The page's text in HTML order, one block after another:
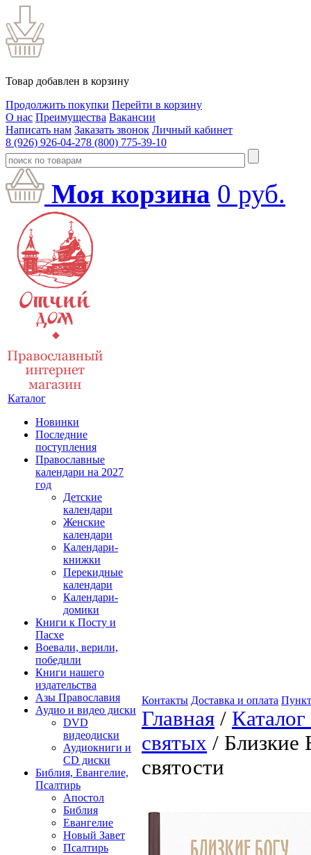
Товар добавлен в корзину
Продолжить покупки Перейти в корзину
О нас Преимущества Вакансии
Написать нам Заказать звонок Личный кабинет
8 (926) 926-04-278 (800) 775-39-10
Моя корзина 0 руб.
Каталог
Новинки
Последние
поступления
Православные
календари на 2027
год
Детские
календари
Женские
календари
Календари-
книжки
Перекидные
календари
Календари-
домики
Книги к Посту и
Пасхе
Воевали, верили,
победили
Книги нашего
издательства
Азы Православия
Аудио и видео диски
DVD
видеодиски
Аудиокниги и
CD диски
Библия, Евангелие,
Псалтирь
Апостол
Библия
Евангелие
Новый Завет
Псалтирь
Контакты Доставка и оплата
Главная /
святых / Близкие
святости